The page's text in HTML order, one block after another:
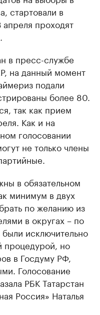
стартовали в
проходят
в пресс-службе
на данный момент
подали
более 80.
так как прием
Как и на
голосовании
не только члены
в обязательном
минимум в двух
по желанию из
в округах – по
исключительно
процедурой, но
в Госдуму РФ,
Голосование
РБК Татарстан
Россия» Наталья